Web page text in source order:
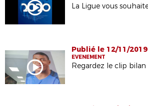
Publié le 12/11/2019
EVENEMENT